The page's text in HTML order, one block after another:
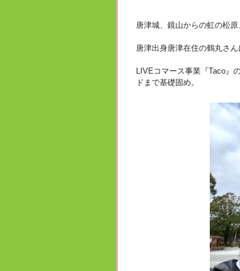
唐津城、鏡山からの虹の松原
唐津出身唐津在住の鶴丸さ
LIVEコマース事業『Taco』
ドまで基礎固め。